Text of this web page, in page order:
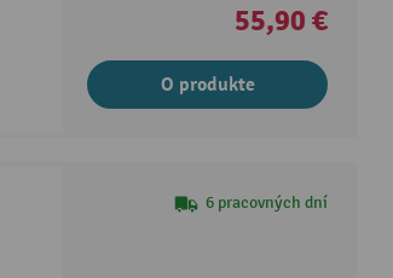
55,90 €
O produkte
6 pracovných dní